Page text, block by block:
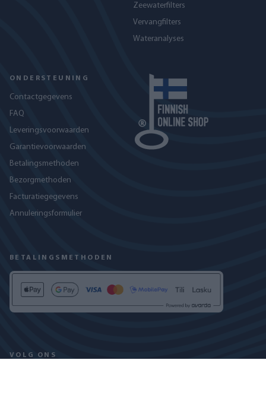
Zeewaterfilters
Vervangfilters
Wateranalyses
ONDERSTEUNING
Contactgegevens
FAQ
Leveringsvoorwaarden
Garantievoorwaarden
Betalingsmethoden
Bezorgmethoden
Facturatiegegevens
Annuleringsformulier
BETALINGSMETHODEN
VOLG ONS